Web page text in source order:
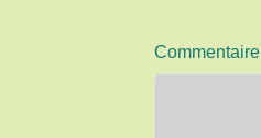
Commentaire